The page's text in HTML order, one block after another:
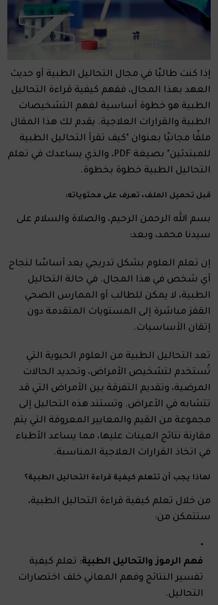
إذا كنت طالبًا في مجال التحاليل الطبية أو حديث
العهد بهذا المجال، ففهم كيفية قراءة التحاليل
الطبية هو خطوة أساسية لفهم التشخيصات
الطبية والقرارات العلاجية. يقدم لك هذا المقال
ملفًا مجانيًا بعنوان "كيف تقرأ التحاليل الطبية
للمبتدئين" بصيغة PDF، والذي يساعدك في تعلم
التحاليل الطبية خطوة بخطوة.
قبل تحميل الملف، تعرف على محتوياته:
بسم الله الرحمن الرحيم، والصلاة والسلام على
سيدنا محمد، وبعد:
إن تعلم العلوم بشكل تدريجي يعد أساسًا لنجاح
أي شخص في هذا المجال. في حالة التحاليل
الطبية، لا يمكن للطالب أو الممارس الصحي
القفز مباشرة إلى المستويات المتقدمة دون
إتقان الأساسيات.
تعد التحاليل الطبية من العلوم الحيوية التي
تُستخدم لتشخيص الأمراض، وتحديد الحالات
المرضية، وتقديم التفرقة بين الأمراض التي قد
تتشابه في الأعراض. وتستند هذه التحاليل إلى
مجموعة من القيم والمعايير المعروفة التي يتم
مقارنة نتائج العينات عليها، مما يساعد الأطباء
في اتخاذ القرارات العلاجية المناسبة.
لماذا يجب أن تتعلم كيفية قراءة التحاليل الطبية؟
من خلال تعلم كيفية قراءة التحاليل الطبية،
ستتمكن من:
فهم الرموز والتحاليل الطبية: تعلم كيفية
تفسير النتائج وفهم المعاني خلف اختصارات
التحاليل.